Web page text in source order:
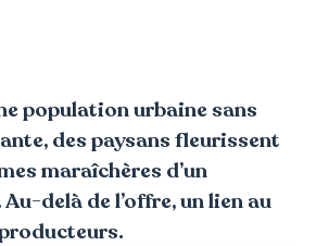
population urbaine sans
des paysans fleurissent
maraîchères d’un
delà de l’offre, un lien au